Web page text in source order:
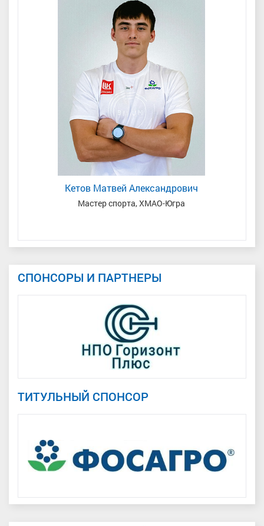
Кетов Матвей Александрович
Мастер спорта, ХМАО-Югра
СПОНСОРЫ И ПАРТНЕРЫ
ТИТУЛЬНЫЙ СПОНСОР